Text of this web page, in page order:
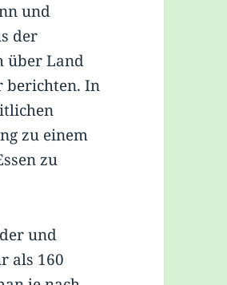
und
der
über Land
berichten. In
zu einem
zu
und
als 160